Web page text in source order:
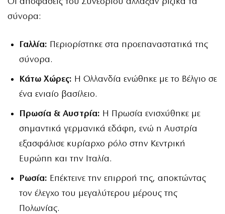
σύνορα:
Γαλλία: Περιορίστηκε στα προεπαναστατικά της
σύνορα.
Κάτω Χώρες: Η Ολλανδία ενώθηκε με το Βέλγιο σε
ένα ενιαίο βασίλειο.
Πρωσία & Αυστρία: Η Πρωσία ενισχύθηκε με
σημαντικά γερμανικά εδάφη, ενώ η Αυστρία
εξασφάλισε κυρίαρχο ρόλο στην Κεντρική
Ευρώπη και την Ιταλία.
Ρωσία: Επέκτεινε την επιρροή της, αποκτώντας
τον έλεγχο του μεγαλύτερου μέρους της
Πολωνίας.